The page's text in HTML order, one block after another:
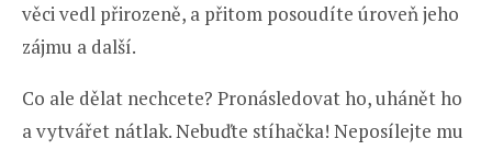
věci vedl přirozeně, a přitom posoudíte úroveň jeho
zájmu a další.
Co ale dělat nechcete? Pronásledovat ho, uhánět ho
a vytvářet nátlak. Nebuďte stíhačka! Neposílejte mu